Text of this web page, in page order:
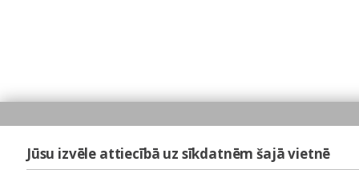
Jūsu izvēle attiecībā uz sīkdatnēm šajā vietnē